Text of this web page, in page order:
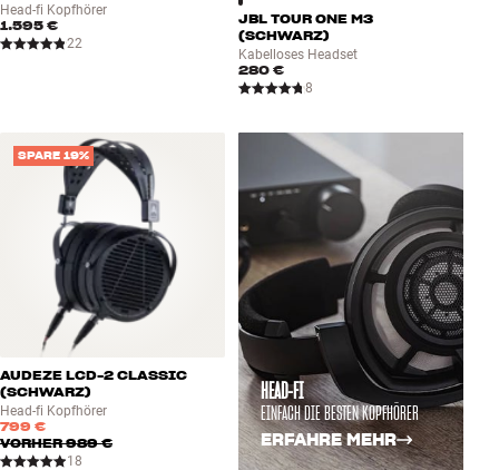
Head-fi Kopfhörer
1.595 €
22
JBL TOUR ONE M3
(SCHWARZ)
Kabelloses Headset
280 €
8
SPARE 19%
AUDEZE LCD-2 CLASSIC
(SCHWARZ)
Head-fi Kopfhörer
799 €
VORHER989 €
18
HEAD-FI
EINFACH DIE BESTEN KOPFHÖRER
ERFAHRE MEHR